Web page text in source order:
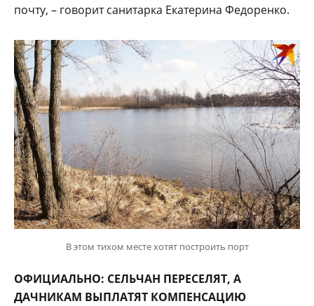
почту, – говорит санитарка Екатерина Федоренко.
В этом тихом месте хотят построить порт
ОФИЦИАЛЬНО: СЕЛЬЧАН ПЕРЕСЕЛЯТ, А
ДАЧНИКАМ ВЫПЛАТЯТ КОМПЕНСАЦИЮ